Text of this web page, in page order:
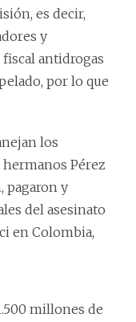
es decir,
y
fiscal antidrogas
por lo que
los
Pérez
pagaron y
del asesinato
en Colombia,
millones de